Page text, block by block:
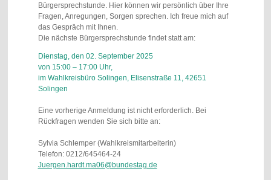
Bürgersprechstunde. Hier können wir persönlich über Ihre
Fragen, Anregungen, Sorgen sprechen. Ich freue mich auf
das Gespräch mit Ihnen.
Die nächste Bürgersprechstunde findet statt am:
Dienstag, den 02. September 2025
von 15:00 – 17:00 Uhr,
im Wahlkreisbüro Solingen, Elisenstraße 11, 42651
Solingen
Eine vorherige Anmeldung ist nicht erforderlich. Bei
Rückfragen wenden Sie sich bitte an:
Sylvia Schlemper (Wahlkreismitarbeiterin)
Telefon: 0212/645464-24
Juergen.hardt.ma06@bundestag.de